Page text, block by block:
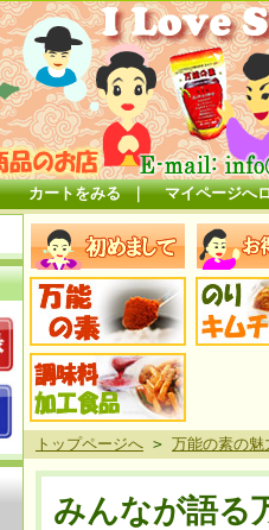
カートをみる｜ マイページへ
トップページへ > 万能の素の
みんなが語る